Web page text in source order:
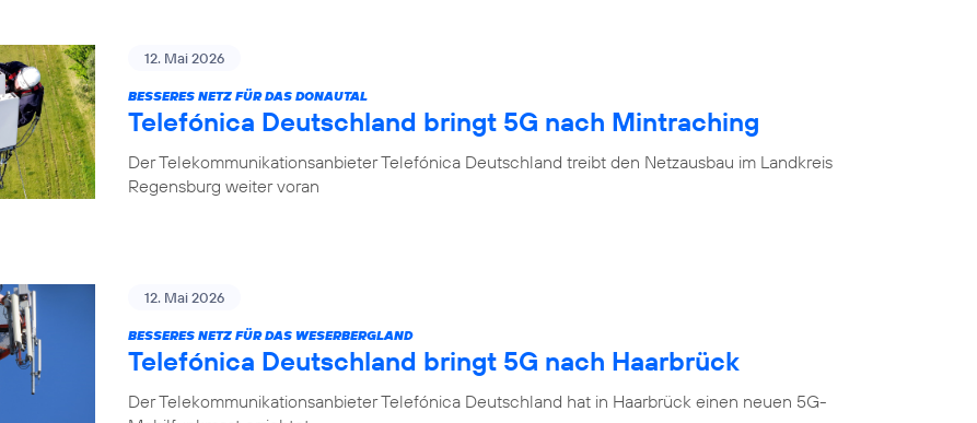
12. Mai 2026
BESSERES NETZ FÜR DAS DONAUTAL
Telefónica Deutschland bringt 5G nach Mintraching
Der Telekommunikationsanbieter Telefónica Deutschland treibt den Netzausbau im Landkreis
Regensburg weiter voran
12. Mai 2026
BESSERES NETZ FÜR DAS WESERBERGLAND
Telefónica Deutschland bringt 5G nach Haarbrück
Der Telekommunikationsanbieter Telefónica Deutschland hat in Haarbrück einen neuen 5G-